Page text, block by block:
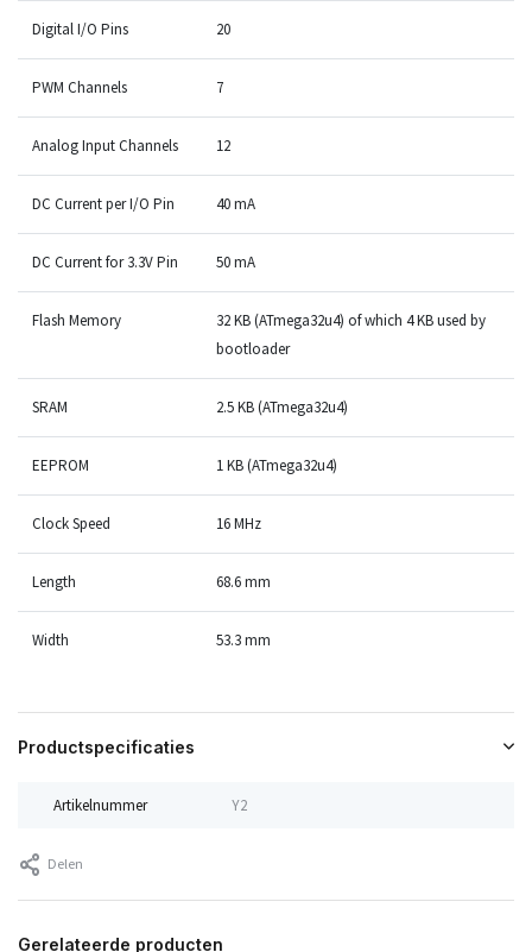
Digital I/O Pins 20
PWM Channels 7
Analog Input Channels 12
DC Current per I/O Pin 40 mA
DC Current for 3.3V Pin 50 mA
Flash Memory
32 KB (ATmega32u4) of which 4 KB used by
bootloader
SRAM 2.5 KB (ATmega32u4)
EEPROM 1 KB (ATmega32u4)
Clock Speed 16 MHz
Length 68.6 mm
Width 53.3 mm
Productspecificaties
Artikelnummer Y2
Delen
Gerelateerde producten